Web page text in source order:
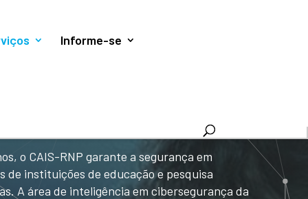
e personalizar conteúdo. Ao utilizar este site, você
Informe-se
o CAIS-RNP garante a segurança em
de instituições de educação e pesquisa
A área de inteligência em cibersegurança da